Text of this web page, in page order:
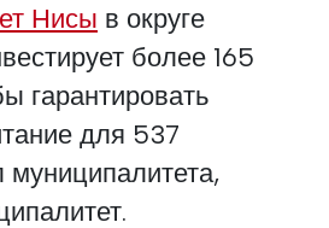
Нисы в округе
более 165
гарантировать
для 537
муниципалитета,